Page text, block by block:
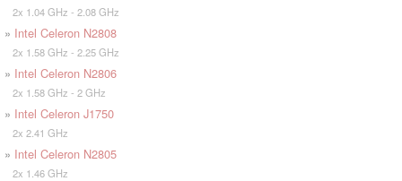
2x 1.04 GHz - 2.08 GHz
» Intel Celeron N2808
2x 1.58 GHz - 2.25 GHz
» Intel Celeron N2806
2x 1.58 GHz - 2 GHz
» Intel Celeron J1750
2x 2.41 GHz
» Intel Celeron N2805
2x 1.46 GHz